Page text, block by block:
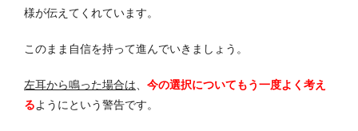
様が伝えてくれています。
このまま自信を持って進んでいきましょう。
左耳から鳴った場合は
今の選択についてもう一度よく考え
るようにという警告です。